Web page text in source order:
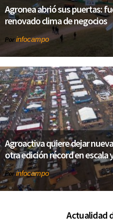
Agronea abrió sus puertas:
renovado clima de negocios
Por infocampo
Agroactiva quiere dejar
otra edición récord en escala
Porinfocampo
Actualidad